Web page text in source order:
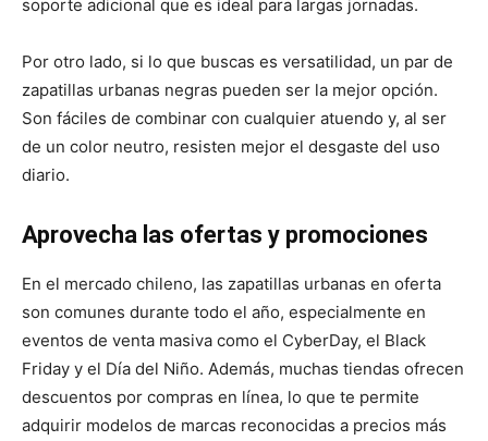
soporte adicional que es ideal para largas jornadas.
Por otro lado, si lo que buscas es versatilidad, un par de
zapatillas urbanas negras pueden ser la mejor opción.
Son fáciles de combinar con cualquier atuendo y, al ser
de un color neutro, resisten mejor el desgaste del uso
diario.
Aprovecha las ofertas y promociones
En el mercado chileno, las zapatillas urbanas en oferta
son comunes durante todo el año, especialmente en
eventos de venta masiva como el CyberDay, el Black
Friday y el Día del Niño. Además, muchas tiendas ofrecen
descuentos por compras en línea, lo que te permite
adquirir modelos de marcas reconocidas a precios más